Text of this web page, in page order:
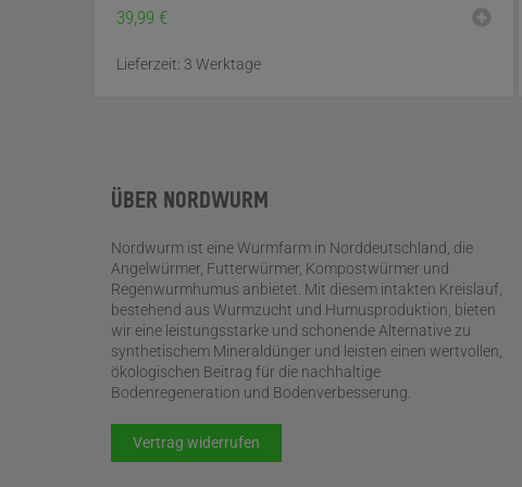
39,99 €
Lieferzeit: 3 Werktage
ÜBER NORDWURM
Nordwurm ist eine Wurmfarm in Norddeutschland, die
Angelwürmer, Futterwürmer, Kompostwürmer und
Regenwurmhumus anbietet. Mit diesem intakten Kreislauf,
bestehend aus Wurmzucht und Humusproduktion, bieten
wir eine leistungsstarke und schonende Alternative zu
synthetischem Mineraldünger und leisten einen wertvollen,
ökologischen Beitrag für die nachhaltige
Bodenregeneration und Bodenverbesserung.
Vertrag widerrufen